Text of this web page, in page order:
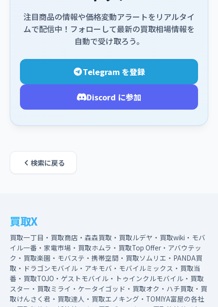
注目商品の情報や価格変動アラートをリアルタイ
ムで配信中！フォローして最新の買取相場情報を
自動で受け取ろう。
Telegram を登録
Discord に参加
検索に戻る
買取X
買取一丁目・買取商店・森森買取・買取ルデヤ・買取wiki・モバ
イル一番・家電市場・買取ホムラ・買取Top Offer・アバウテッ
ク・買取楽園・モバステ・携帯空間・買取ソムリエ・PANDA買
取・ドラゴンモバイル・アキモバ・モバイルミックス・買取当
番・買取TOJO・ゲストモバイル・トゥインクルモバイル・買取
スター・買取ミライ・ケータイゴッド・買取オク・ハチ買取・買
取けんさく君・買取達人・買取エノキング・TOMIYA富屋の各社